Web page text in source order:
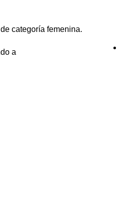
categoría femenina.
a